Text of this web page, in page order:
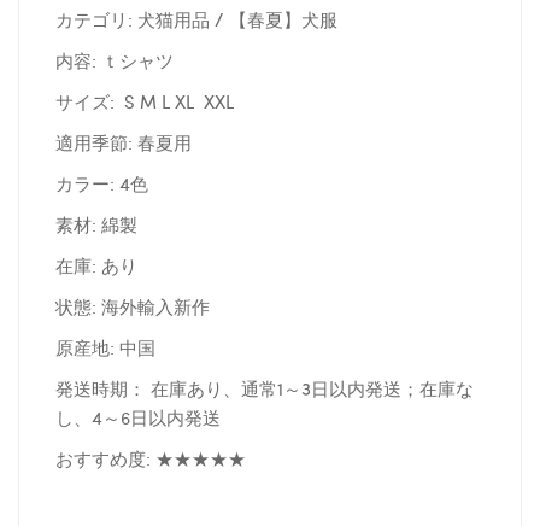
カテゴリ: 犬猫用品 / 【春夏】犬服
内容: ｔシャツ
サイズ: S M L XL XXL
適用季節: 春夏用
カラー: 4色
素材: 綿製
在庫: あり
状態: 海外輸入新作
原産地: 中国
発送時期： 在庫あり、通常1～3日以内発送；在庫な
し、4～6日以内発送
おすすめ度: ★★★★★